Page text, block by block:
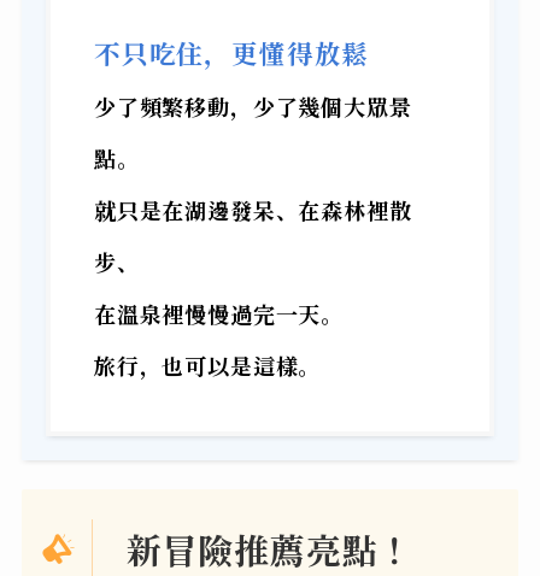
不只吃住，更懂得放鬆
少了頻繁移動，少了幾個大眾景
點。
就只是在湖邊發呆、在森林裡散
步、
在溫泉裡慢慢過完一天。
旅行，也可以是這樣。
新冒險推薦亮點！